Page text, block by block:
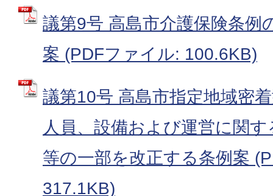
議第9号 高島市介護保険条例
案 (PDFファイル: 100.6KB)
議第10号 高島市指定地域密
人員、設備および運営に関
等の一部を改正する条例案
317.1KB)